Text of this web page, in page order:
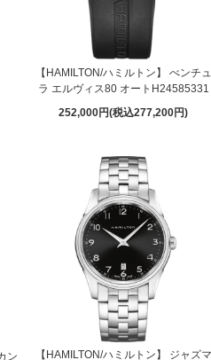
【HAMILTON/ハミルトン】 べンチュ
ラ エルヴィス80 オートH24585331
252,000円(税込277,200円)
ン
【HAMILTON/ハミルトン】 ジャズマ